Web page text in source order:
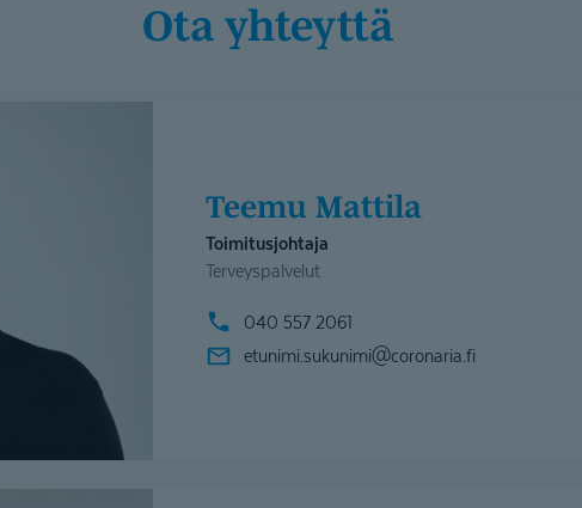
Ota yhteyttä
Teemu Mattila
Toimitusjohtaja
Terveyspalvelut
040 557 2061
etunimi.sukunimi@coronaria.fi